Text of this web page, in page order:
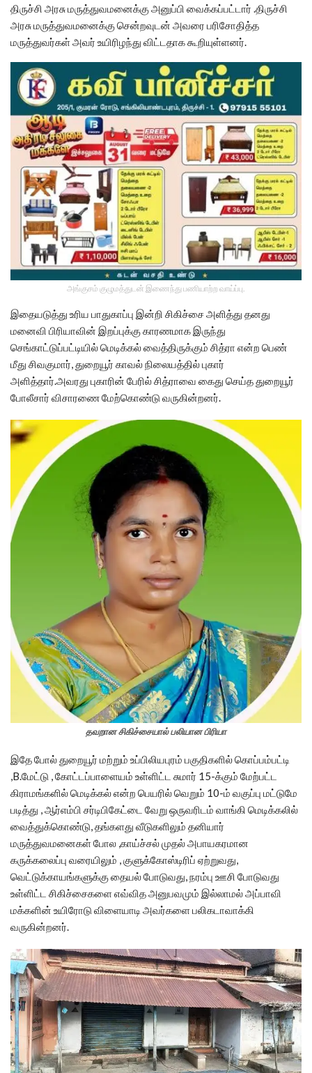
திருச்சி அரசு மருத்துவமனைக்கு அனுப்பி வைக்கப்பட்டார் .திருச்சி
அரசு மருத்துவமனைக்கு சென்றவுடன் அவரை பரிசோதித்த
மருத்துவர்கள் அவர் உயிரிழந்து விட்டதாக கூறியுள்ளனர்.
அங்குசம் குழுமத்துடன் இணைந்து பணியாற்ற வாய்ப்பு.
இதையடுத்து உரிய பாதுகாப்பு இன்றி சிகிச்சை அளித்து தனது
மனைவி பிரியாவின் இறப்புக்கு காரணமாக இருந்து
செங்காட்டுப்பட்டியில் மெடிக்கல் வைத்திருக்கும் சித்ரா என்ற பெண்
மீது சிவகுமார், துறையூர் காவல் நிலையத்தில் புகார்
அளித்தார்‌.அவரது புகாரின் பேரில் சித்ராவை கைது செய்த துறையூர்
போலீசார் விசாரணை மேற்கொண்டு வருகின்றனர்.
தவறான சிகிச்சையால் பலியான பிரியா
இதே போல் துறையூர் மற்றும் உப்பிலியபுரம் பகுதிகளில் கொப்பம்பட்டி
,B.மேட்டு , கோட்டப்பாளையம் உள்ளிட்ட சுமார் 15-க்கும் மேற்பட்ட
கிராமங்களில் மெடிக்கல் என்ற பெயரில் வெறும் 10-ம் வகுப்பு மட்டுமே
படித்து , ஆர்எம்பி சர்டிபிகேட்டை வேறு ஒருவரிடம் வாங்கி மெடிக்கலில்
வைத்துக்கொண்டு, தங்களது வீடுகளிலும் தனியார்
மருத்துவமனைகள் போல ,காய்ச்சல் முதல் அபாயகரமான
கருக்கலைப்பு வரையிலும் , குளுக்கோஸ்டிரிப் ஏற்றுவது,
வெட்டுக்காயங்களுக்கு தையல் போடுவது, நரம்பு ஊசி போடுவது
உள்ளிட்ட சிகிச்சைகளை எவ்வித அனுபவமும் இல்லாமல் அப்பாவி
மக்களின் உயிரோடு விளையாடி அவர்களை பலிகடாவாக்கி
வருகின்றனர்.